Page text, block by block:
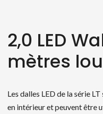
2,0 LED
mètres
Les dalles LED de la série
en intérieur et peuvent être